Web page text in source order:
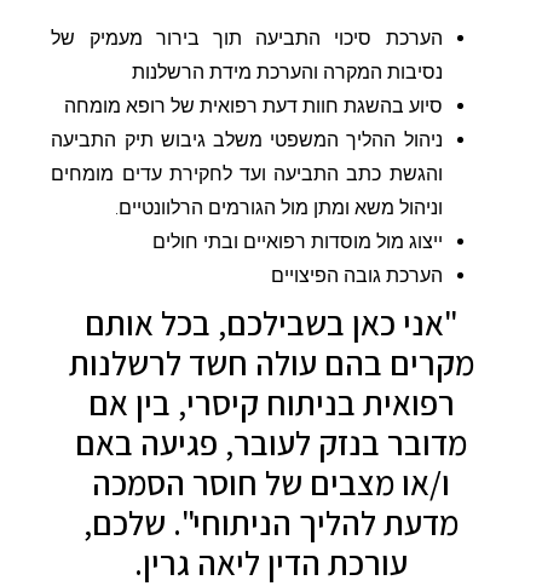
הערכת סיכוי התביעה תוך בירור מעמיק של
נסיבות המקרה והערכת מידת הרשלנות
סיוע בהשגת חוות דעת רפואית של רופא מומחה
ניהול ההליך המשפטי משלב גיבוש תיק התביעה
והגשת כתב התביעה ועד לחקירת עדים מומחים
וניהול משא ומתן מול הגורמים הרלוונטיים.
ייצוג מול מוסדות רפואיים ובתי חולים
הערכת גובה הפיצויים
"אני כאן בשבילכם, בכל אותם
מקרים בהם עולה חשד לרשלנות
רפואית בניתוח קיסרי, בין אם
מדובר בנזק לעובר, פגיעה באם
ו/או מצבים של חוסר הסמכה
מדעת להליך הניתוחי". שלכם,
עורכת הדין ליאה גרין.